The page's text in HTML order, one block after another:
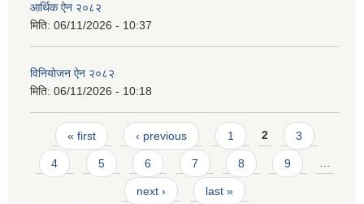
आर्थिक ऐन २०८२
मिति: 06/11/2026 - 10:37
विनियोजन ऐन २०८२
मिति: 06/11/2026 - 10:18
Pages
« first ‹ previous 1 2 3
4 5 6 7 8 9 …
next › last »